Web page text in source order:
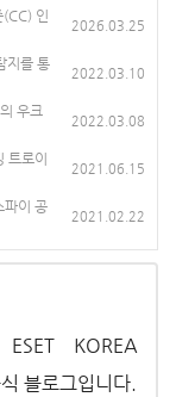
(CC) 인
2026.03.25
지를 통
2022.03.10
우크
2022.03.08
트로이
2021.06.15
파이 공
2021.02.22
KOREA
블로그입니다.